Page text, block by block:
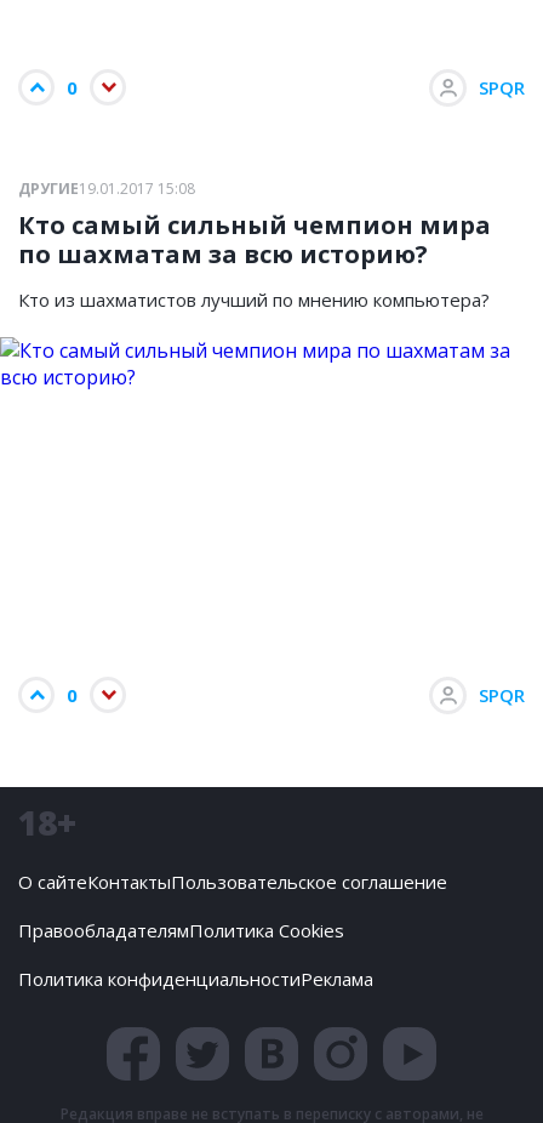
0 SPQR
ДРУГИЕ19.01.2017 15:08
Кто самый сильный чемпион мира
по шахматам за всю историю?
Кто из шахматистов лучший по мнению компьютера?
0 SPQR
18+
О сайтеКонтактыПользовательское соглашение
ПравообладателямПолитика Cookies
Политика конфиденциальностиРеклама
Редакция вправе не вступать в переписку с авторами, не